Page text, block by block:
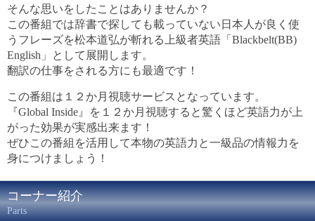
そんな思いをしたことはありませんか？
この番組では辞書で探しても載っていない日本人が良く使
うフレーズを松本道弘が斬れる上級者英語「Blackbelt(BB)
English」として展開します。
翻訳の仕事をされる方にも最適です！
この番組は１２か月視聴サービスとなっています。
『Global Inside』を１２か月視聴すると驚くほど英語力が上
がった効果が実感出来ます！
ぜひこの番組を活用して本物の英語力と一級品の情報力を
身につけましょう！
コーナー紹介
Parts